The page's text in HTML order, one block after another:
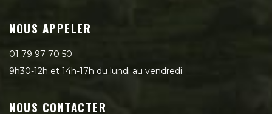
NOUS APPELER
01 79 97 70 50
9h30-12h et 14h-17h du lundi au vendredi
NOUS CONTACTER